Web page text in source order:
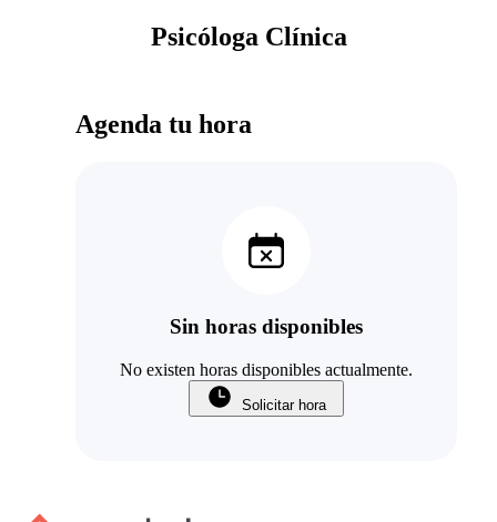
Psicóloga Clínica
Agenda tu hora
Sin horas disponibles
No existen horas disponibles actualmente.
Solicitar hora